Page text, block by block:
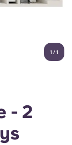
1 /1
- 2